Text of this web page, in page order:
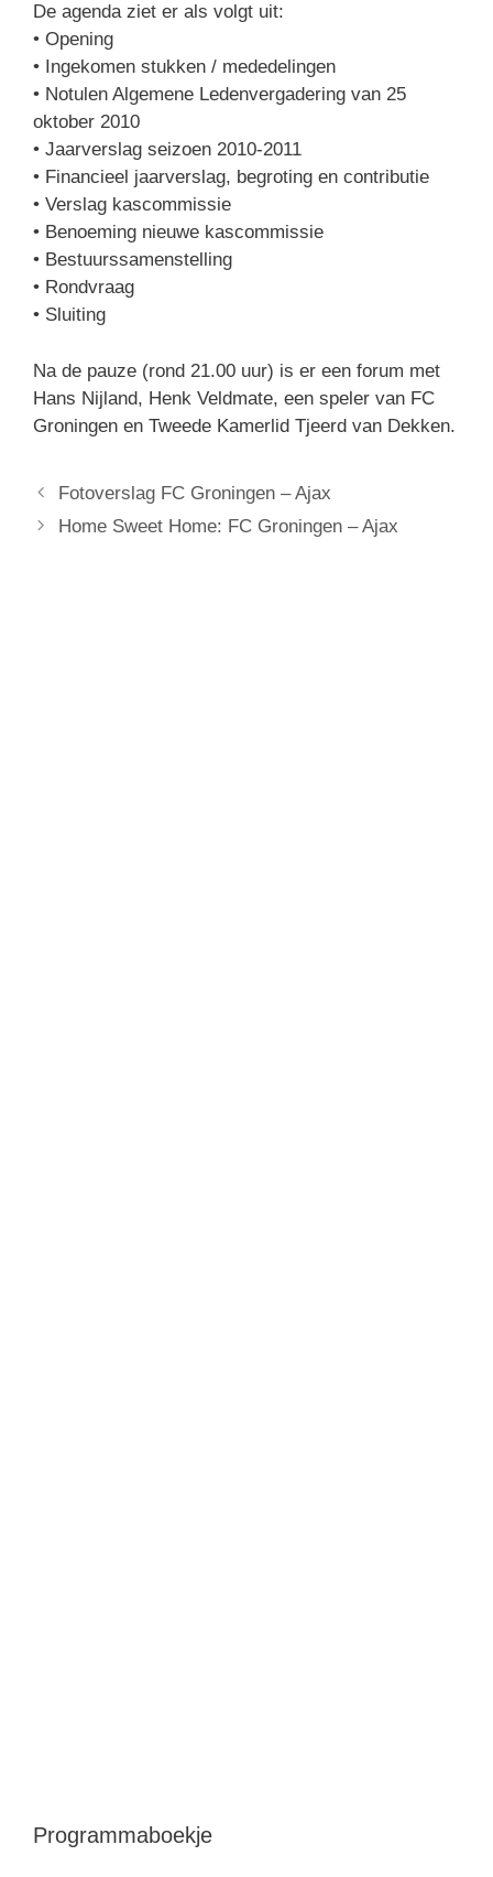
De agenda ziet er als volgt uit:
• Opening
• Ingekomen stukken / mededelingen
• Notulen Algemene Ledenvergadering van 25
oktober 2010
• Jaarverslag seizoen 2010-2011
• Financieel jaarverslag, begroting en contributie
• Verslag kascommissie
• Benoeming nieuwe kascommissie
• Bestuurssamenstelling
• Rondvraag
• Sluiting
Na de pauze (rond 21.00 uur) is er een forum met
Hans Nijland, Henk Veldmate, een speler van FC
Groningen en Tweede Kamerlid Tjeerd van Dekken.
Fotoverslag FC Groningen – Ajax
Home Sweet Home: FC Groningen – Ajax
Programmaboekje